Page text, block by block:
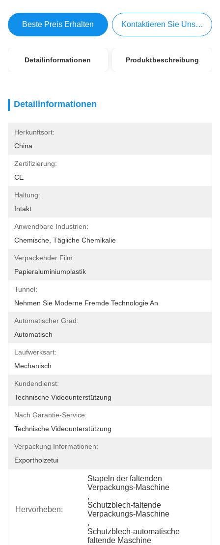
Beste Preis Erhalten Kontaktieren Sie Uns Jetzt
Detailinformationen Produktbeschreibung
Detailinformationen
Herkunftsort:
China
Zertifizierung:
CE
Haltung:
Intakt
Anwendbare Industrien:
Chemische, Tägliche Chemikalie
Verpackender Film:
Papieraluminiumplastik
Tunnel:
Nehmen Sie Moderne Fremde Technologie An
Automatischer Grad:
Automatisch
Laufwerksart:
Mechanisch
Kundendienst:
Technische Videounterstützung
Nach Garantie-Service:
Technische Videounterstützung
Verpackung Informationen:
Exportholzetui
Hervorheben:
Stapeln der faltenden
Verpackungs-Maschine
,
Schutzblech-faltende
Verpackungs-Maschine
,
Schutzblech-automatische
faltende Maschine